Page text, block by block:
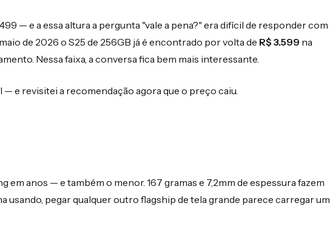
— e a essa altura a pergunta "vale a pena?" era difícil de responder com
de 2026 o S25 de 256GB já é encontrado por volta de R$ 3.599 na
Nessa faixa, a conversa fica bem mais interessante.
e revisitei a recomendação agora que o preço caiu.
em anos — e também o menor. 167 gramas e 7,2mm de espessura fazem
usando, pegar qualquer outro flagship de tela grande parece carregar um